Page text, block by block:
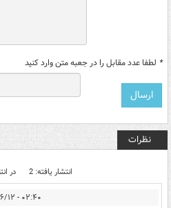
* لطفا عدد مقابل را در جعبه متن وارد کنید
نظرات
انتشار یافته: 2 در
۰۲:۴۰ - ۱۳۹۰/۰۶/۱۲